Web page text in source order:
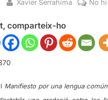
By
Xavier Serrahima No
comparteix-ho
Manifiesto por una lengua común